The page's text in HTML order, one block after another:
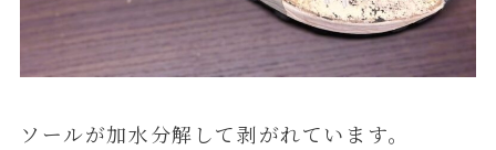
ソールが加水分解して剥がれています。